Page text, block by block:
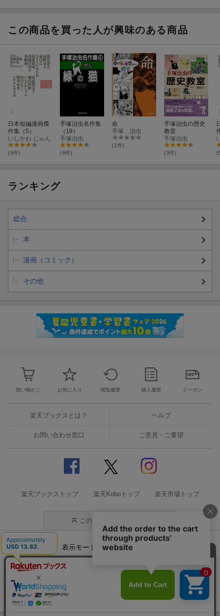
この商品を買った人が興味のある商品
日本短編漫画傑
作集（5）
いしかわ じゅん
(4件)
手塚治虫名作集
（19）
手塚治虫
(4件)
命
手塚 治虫
(1件)
手塚治虫の歴史
教室
手塚治虫
(3件)
ランキング
総合
本
漫画（コミック）
その他
買い物かご お気に入り 閲覧履歴 購入履歴 クーポン
楽天ブックスとは？ ヘルプ
お問い合わせ窓口 ご意見・ご要望
楽天ブックストップ 楽天Koboトップ 楽天市場トップ
このページの先頭に戻る
表示モード モバイル
企業情報 個人情報保護方針